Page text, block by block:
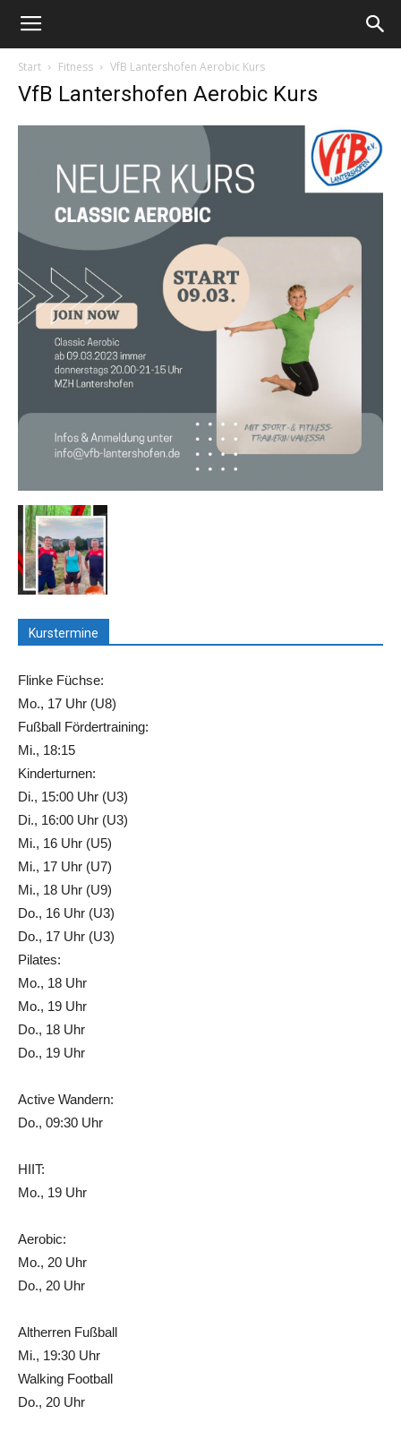
Start Fitness VfB Lantershofen Aerobic Kurs
VfB Lantershofen Aerobic Kurs
Kurstermine
Flinke Füchse:
Mo., 17 Uhr (U8)
Fußball Fördertraining:
Mi., 18:15
Kinderturnen:
Di., 15:00 Uhr (U3)
Di., 16:00 Uhr (U3)
Mi., 16 Uhr (U5)
Mi., 17 Uhr (U7)
Mi., 18 Uhr (U9)
Do., 16 Uhr (U3)
Do., 17 Uhr (U3)
Pilates:
Mo., 18 Uhr
Mo., 19 Uhr
Do., 18 Uhr
Do., 19 Uhr
Active Wandern:
Do., 09:30 Uhr
HIIT:
Mo., 19 Uhr
Aerobic:
Mo., 20 Uhr
Do., 20 Uhr
Altherren Fußball
Mi., 19:30 Uhr
Walking Football
Do., 20 Uhr